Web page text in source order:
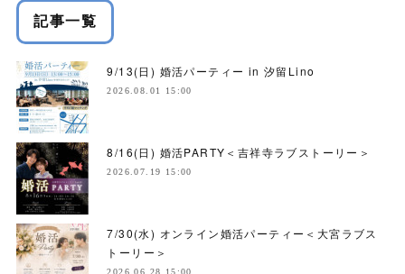
記事一覧
9/13(日) 婚活パーティー in 汐留Lino
2026.08.01 15:00
8/16(日) 婚活PARTY＜吉祥寺ラブストーリー＞
2026.07.19 15:00
7/30(水) オンライン婚活パーティー＜大宮ラブス
トーリー＞
2026.06.28 15:00